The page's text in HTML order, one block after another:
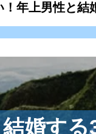
年上男性と結
婚する